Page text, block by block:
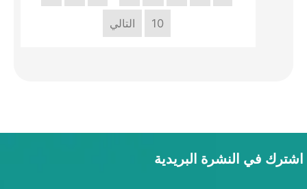
10 التالي
اشترك في النشرة البريدية